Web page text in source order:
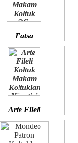
Fatsa
Arte Fileli